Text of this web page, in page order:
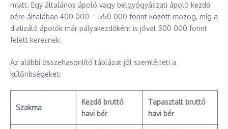
miatt. Egy általános ápoló vagy belgyógyászati ápoló kezdő
bére általában 400 000 – 550 000 forint között mozog, míg a
dializáló ápolók már pályakezdőként is jóval 500 000 forint
felett keresnek.
Az alábbi összehasonlító táblázat jól szemlélteti a
különbségeket:
Szakma
Kezdő bruttó
havi bér
Tapasztalt bruttó
havi bér